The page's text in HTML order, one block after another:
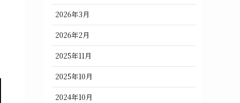
2026年3月
2026年2月
2025年11月
2025年10月
2024年10月